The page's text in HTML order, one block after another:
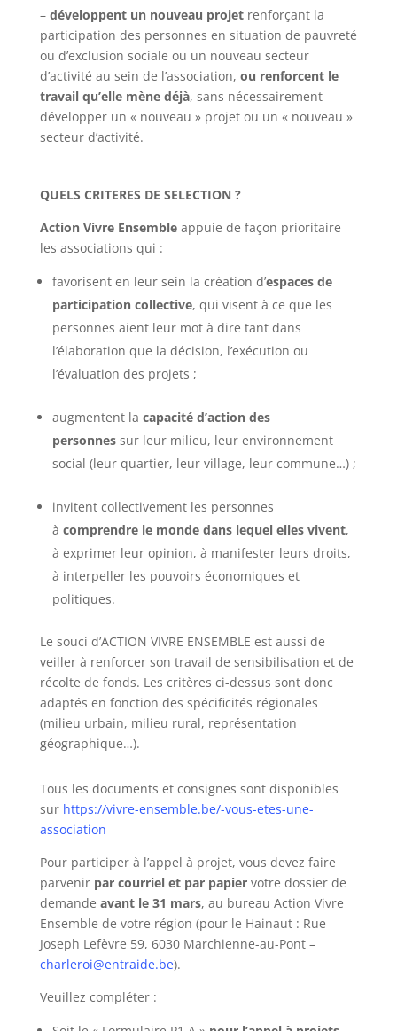
– développent un nouveau projetrenforçant la
participation des personnes en situation de pauvreté
ou d’exclusion sociale ou un nouveau secteur
d’activité au sein de l’association, ou renforcent le
travail qu’elle mène déjà, sans nécessairement
développer un « nouveau » projet ou un « nouveau »
secteur d’activité.
QUELS CRITERES DE SELECTION ?
Action Vivre Ensemble appuie de façon prioritaire
les associations qui :
favorisent en leur sein la création d’espaces de
participation collective, qui visent à ce que les
personnes aient leur mot à dire tant dans
l’élaboration que la décision, l’exécution ou
l’évaluation des projets ;
augmentent la capacité d’action des
personnessur leur milieu, leur environnement
social (leur quartier, leur village, leur commune…) ;
invitent collectivement les personnes
à comprendre le monde dans lequel elles vivent,
à exprimer leur opinion, à manifester leurs droits,
à interpeller les pouvoirs économiques et
politiques.
Le souci d’ACTION VIVRE ENSEMBLE est aussi de
veiller à renforcer son travail de sensibilisation et de
récolte de fonds. Les critères ci-dessus sont donc
adaptés en fonction des spécificités régionales
(milieu urbain, milieu rural, représentation
géographique…).
Tous les documents et consignes sont disponibles
sur https://vivre-ensemble.be/-vous-etes-une-
association
Pour participer à l’appel à projet, vous devez faire
parvenir par courriel et par papiervotre dossier de
demande avant le 31 mars, au bureau Action Vivre
Ensemble de votre région (pour le Hainaut : Rue
Joseph Lefèvre 59, 6030 Marchienne-au-Pont –
charleroi@entraide.be).
Veuillez compléter :